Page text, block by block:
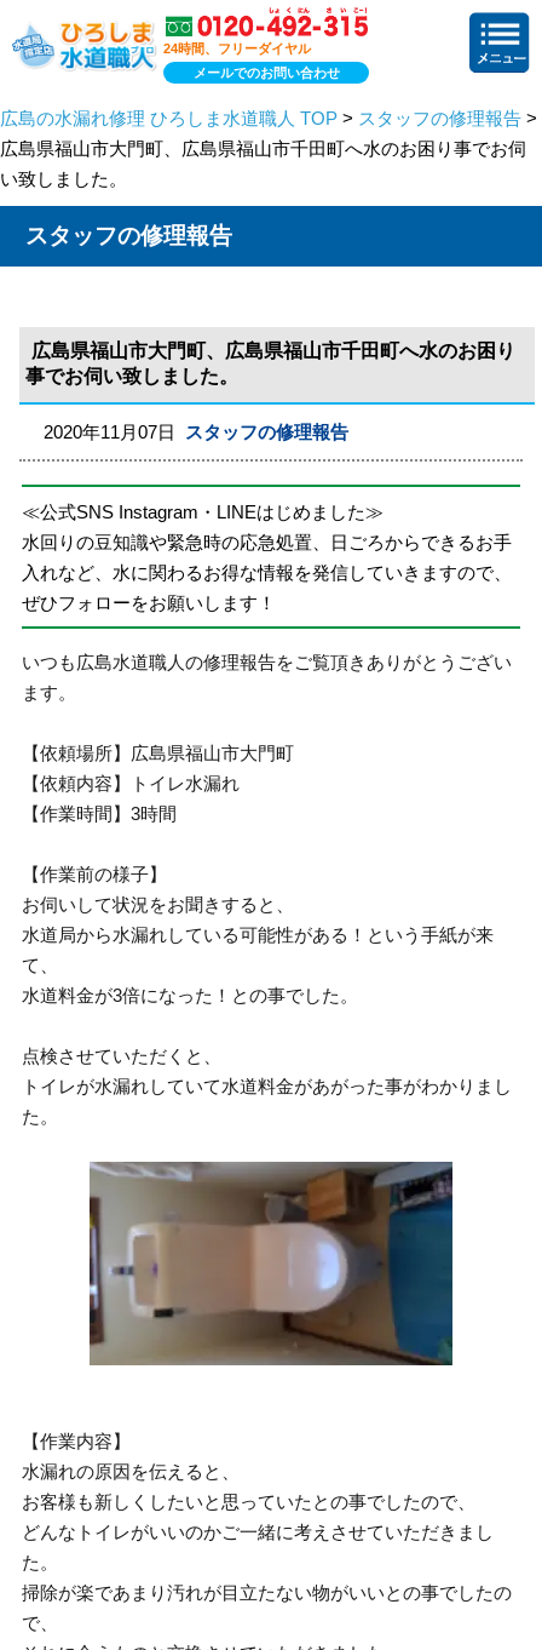
24時間、フリーダイヤル
メールでのお問い合わせ
広島の水漏れ修理 ひろしま水道職人 TOP > スタッフの修理報告 >
広島県福山市大門町、広島県福山市千田町へ水のお困り事でお伺
い致しました。
スタッフの修理報告
広島県福山市大門町、広島県福山市千田町へ水のお困り
事でお伺い致しました。
2020年11月07日 スタッフの修理報告
≪公式SNS Instagram・LINEはじめました≫
水回りの豆知識や緊急時の応急処置、日ごろからできるお手
入れなど、水に関わるお得な情報を発信していきますので、
ぜひフォローをお願いします！
いつも広島水道職人の修理報告をご覧頂きありがとうござい
ます。
【依頼場所】広島県福山市大門町
【依頼内容】トイレ水漏れ
【作業時間】3時間
【作業前の様子】
お伺いして状況をお聞きすると、
水道局から水漏れしている可能性がある！という手紙が来
て、
水道料金が3倍になった！との事でした。
点検させていただくと、
トイレが水漏れしていて水道料金があがった事がわかりまし
た。
【作業内容】
水漏れの原因を伝えると、
お客様も新しくしたいと思っていたとの事でしたので、
どんなトイレがいいのかご一緒に考えさせていただきまし
た。
掃除が楽であまり汚れが目立たない物がいいとの事でしたの
で、